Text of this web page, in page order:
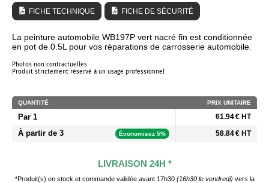
FICHE TECHNIQUE FICHE DE SÉCURITÉ
La peinture automobile WB197P vert nacré fin est conditionnée
en pot de 0.5L pour vos réparations de carrosserie automobile.
Photos non contractuelles
Produit strictement réservé à un usage professionnel
QUANTITÉ PRIX UNITAIRE
Par 1 61.94 € HT
À partir de 3 Économisez 5% 58.84 € HT
LIVRAISON 24H *
*Produit(s) en stock et commande validée avant 17h30 (16h30 le vendredi) vers la